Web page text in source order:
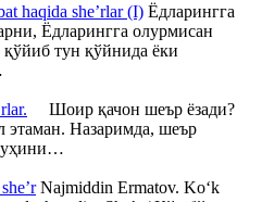
haqida she’rlar (I) Ёдларингга
Ёдларингга олурмисан
тун қўйнида ёки
Шоир қачон шеър ёзади?
этаман. Назаримда, шеър
Najmiddin Ermatov. Ko‘k